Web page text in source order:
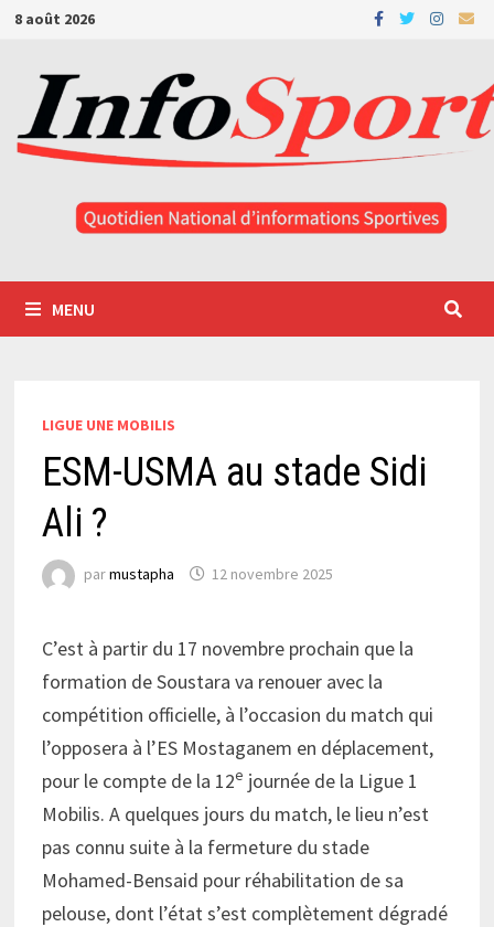
Passer
contenu
8 août 2026
MENU
LIGUE UNE MOBILIS
ESM-USMA au stade Sidi
Ali ?
parmustapha 12 novembre 2025
C’est à partir du 17 novembre prochain que la
formation de Soustara va renouer avec la
compétition officielle, à l’occasion du match qui
l’opposera à l’ES Mostaganem en déplacement,
pour le compte de la 12e journée de la Ligue 1
Mobilis. A quelques jours du match, le lieu n’est
pas connu suite à la fermeture du stade
Mohamed-Bensaid pour réhabilitation de sa
pelouse, dont l’état s’est complètement dégradé